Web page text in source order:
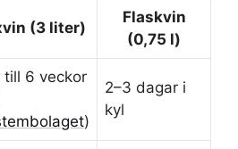
(3 liter)
Flaskvin
(0,75 l)
till 6 veckor
)
2–3 dagar i
kyl